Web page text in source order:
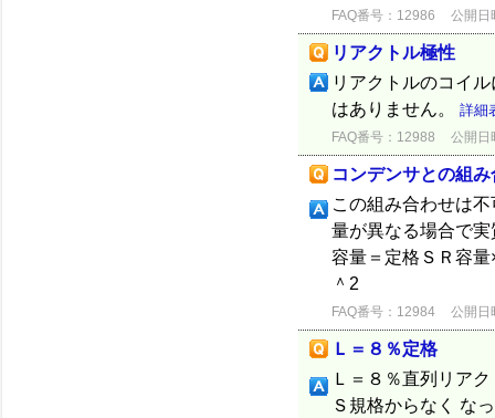
FAQ番号：12986 公開日
リアクトル極性
リアクトルのコイ
はありません。 詳細
FAQ番号：12988 公開日
コンデンサとの組
この組み合わせは
量が異なる場合で
容量＝定格ＳＲ容
＾2 ＝6.38×
FAQ番号：12984 公開日
Ｌ＝８％定格
Ｌ＝８％直列リア
Ｓ規格からなく な